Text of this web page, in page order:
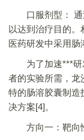
口服剂型： 通
以达到治疗目的
医药研发中采用肠
为了加速***研
者的实验所需，
特的肠溶胶囊制造
决方案[4]。
方向一：靶向